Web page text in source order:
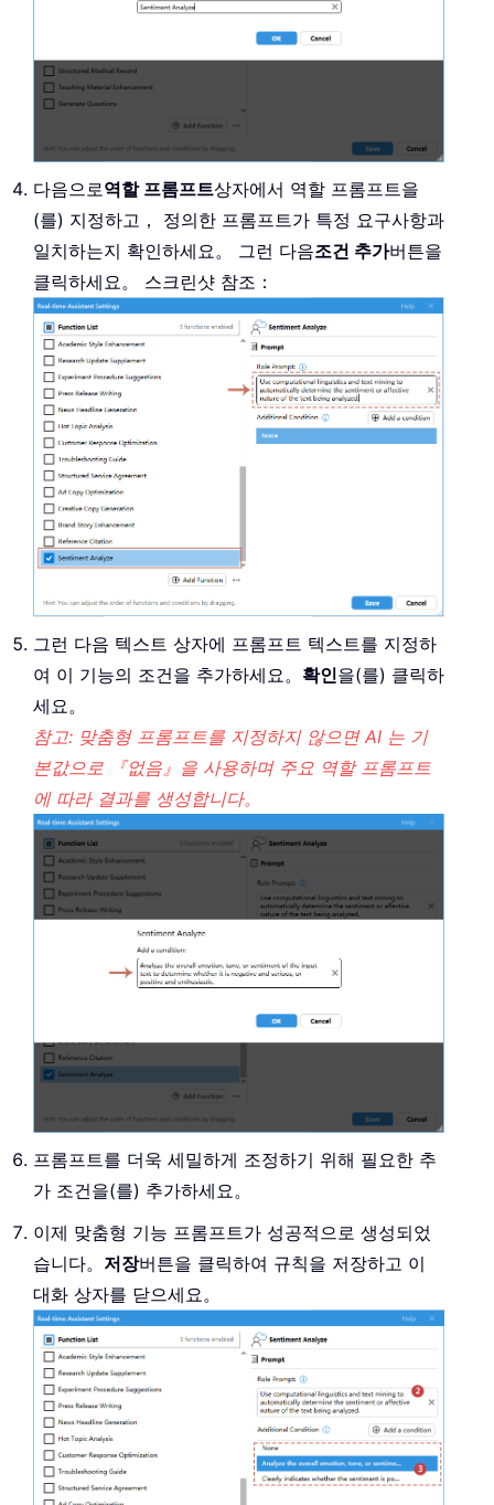
다음으로역할 프롬프트상자에서 역할 프롬프트을
(를) 지정하고， 정의한 프롬프트가 특정 요구사항과
일치하는지 확인하세요。 그런 다음조건 추가버튼을
클릭하세요。 스크린샷 참조：
그런 다음 텍스트 상자에 프롬프트 텍스트를 지정하
여 이 기능의 조건을 추가하세요。 확인을(를) 클릭하
세요。
참고: 맞춤형 프롬프트를 지정하지 않으면 AI 는 기
본값으로 『없음』을 사용하며 주요 역할 프롬프트
에 따라 결과를 생성합니다。
프롬프트를 더욱 세밀하게 조정하기 위해 필요한 추
가 조건을(를) 추가하세요。
이제 맞춤형 기능 프롬프트가 성공적으로 생성되었
습니다。 저장버튼을 클릭하여 규칙을 저장하고 이
대화 상자를 닫으세요。